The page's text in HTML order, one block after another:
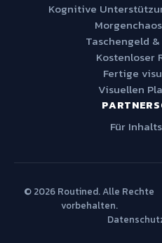
Kognitive
Taschengeld
Kostenloser
Fertige
Visuellen
Für
© 2026 Routined. Alle Rechte
vorbehalten.